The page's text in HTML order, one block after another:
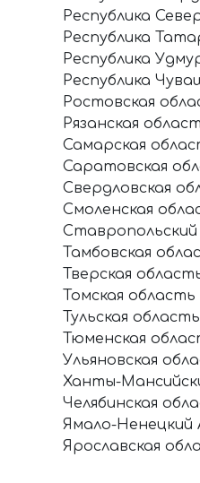
Республика
Республика
Республика
Республика
Ростовская
Рязанская
Самарская
Саратовская
Свердловская
Смоленская
Ставропольский
Тамбовская
Тверская
Томская область
Тульская область
Тюменская
Ульяновская
Ханты-
Челябинская
Ямало-Ненецкий
Ярославская